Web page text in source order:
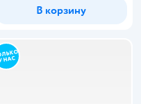
В корзину